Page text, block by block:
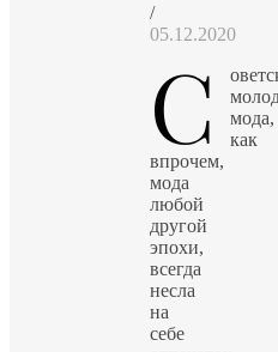
/
05.12.2020
С
мода,
как
впрочем,
мода
любой
другой
эпохи,
всегда
несла
на
себе